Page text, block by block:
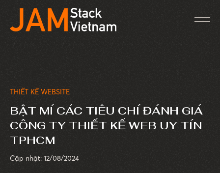
THIẾT KẾ WEBSITE
BẬT MÍ CÁC TIÊU CHÍ ĐÁNH GIÁ
CÔNG TY THIẾT KẾ WEB UY TÍN
TPHCM
Cập nhật: 12/08/2024